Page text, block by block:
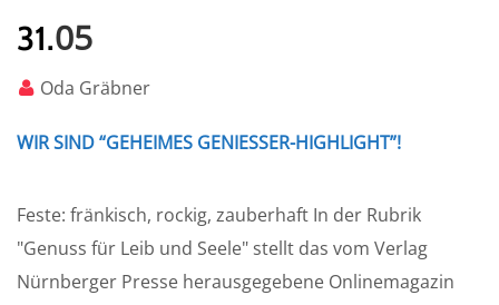
31.05
Oda Gräbner
WIR SIND “GEHEIMES GENIESSER-HIGHLIGHT”!
Feste: fränkisch, rockig, zauberhaft In der Rubrik
"Genuss für Leib und Seele" stellt das vom Verlag
Nürnberger Presse herausgegebene Onlinemagazin